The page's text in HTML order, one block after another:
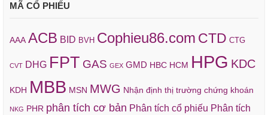
MÃ CỔ PHIẾU
AAA ACB BID BVH Cophieu86.com CTD CTG
CVT DHG FPT GAS GEX GMD HBC HCM HPG KDC
KDH MBB MSN MWG Nhận định thị trường chứng khoán
NKG PHR phân tích cơ bản Phân tích cổ phiếu Phân tích